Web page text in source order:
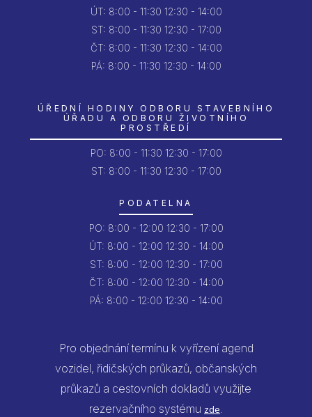
ÚT: 8:00 - 11:30 12:30 - 14:00
ST: 8:00 - 11:30 12:30 - 17:00
ČT: 8:00 - 11:30 12:30 - 14:00
PÁ: 8:00 - 11:30 12:30 - 14:00
ÚŘEDNÍ HODINY ODBORU STAVEBNÍHO
ÚŘADU A ODBORU ŽIVOTNÍHO
PROSTŘEDÍ
PO: 8:00 - 11:30 12:30 - 17:00
ST: 8:00 - 11:30 12:30 - 17:00
PODATELNA
PO: 8:00 - 12:00 12:30 - 17:00
ÚT: 8:00 - 12:00 12:30 - 14:00
ST: 8:00 - 12:00 12:30 - 17:00
ČT: 8:00 - 12:00 12:30 - 14:00
PÁ: 8:00 - 12:00 12:30 - 14:00
Pro objednání termínu k vyřízení agend
vozidel, řidičských průkazů, občanských
průkazů a cestovních dokladů využijte
rezervačního systému zde.